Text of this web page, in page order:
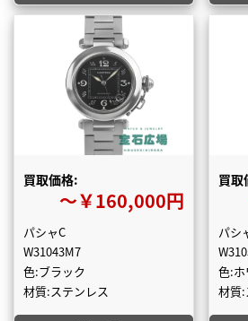
買取価格:
〜￥160,000円
パシャC
W31043M7
色:ブラック
材質:ステンレス
買取
パシ
色:ホ
材質: